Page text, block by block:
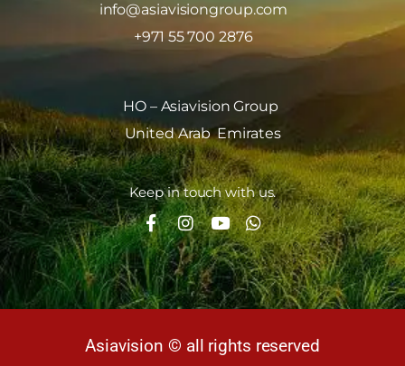
info@asiavisiongroup.com
+971 55 700 2876
HO – Asiavision Group
United Arab Emirates
Keep in touch with us.
Asiavision © all rights reserved